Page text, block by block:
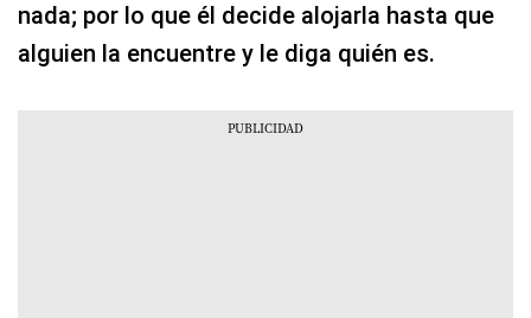
nada; por lo que él decide alojarla hasta que
alguien la encuentre y le diga quién es.